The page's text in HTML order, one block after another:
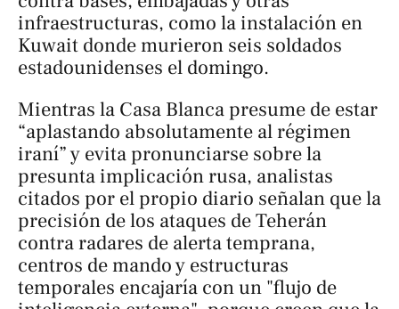
infraestructuras, como la instalación en
Kuwait donde murieron seis soldados
estadounidenses el domingo.
Mientras la Casa Blanca presume de estar
“aplastando absolutamente al régimen
iraní” y evita pronunciarse sobre la
presunta implicación rusa, analistas
citados por el propio diario señalan que la
precisión de los ataques de Teherán
contra radares de alerta temprana,
centros de mando y estructuras
temporales encajaría con un "flujo de